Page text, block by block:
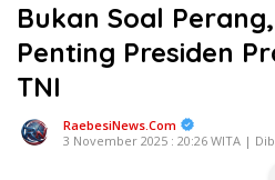
Bukan Soal
Penting Presiden
TNI
RaebesiNews.Com
3 November 2025 : 20:26 WITA |